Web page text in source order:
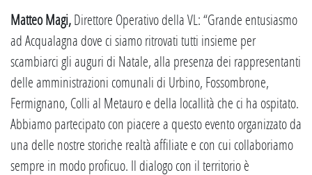
Matteo Magi,Direttore Operativo della VL: “Grande entusiasmo
ad Acqualagna dove ci siamo ritrovati tutti insieme per
scambiarci gli auguri di Natale, alla presenza dei rappresentanti
delle amministrazioni comunali di Urbino, Fossombrone,
Fermignano, Colli al Metauro e della locallità che ci ha ospitato.
Abbiamo partecipato con piacere a questo evento organizzato da
una delle nostre storiche realtà affiliate e con cui collaboriamo
sempre in modo proficuo. Il dialogo con il territorio è